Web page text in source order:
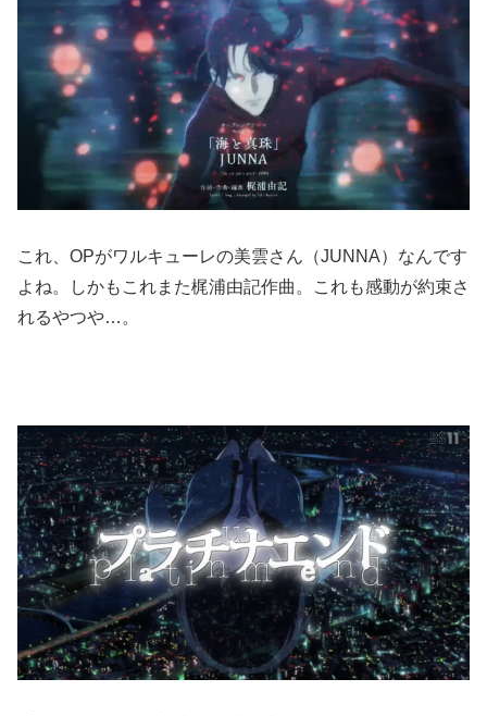
これ、OPがワルキューレの美雲さん（JUNNA）なんです
よね。しかもこれまた梶浦由記作曲。これも感動が約束さ
れるやつや…。